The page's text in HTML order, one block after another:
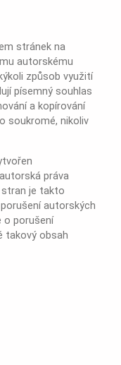
stránek na
autorskému
způsob využití
písemný souhlas
a kopírování
soukromé, nikoliv
práva
je takto
autorských
o porušení
takový obsah